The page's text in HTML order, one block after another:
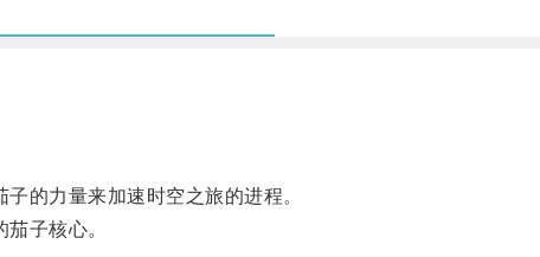
的力量来加速时空之旅的进程。
子核心。